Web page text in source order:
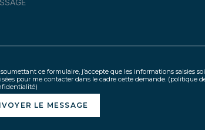
ce formulaire, j’accepte que les informations saisies
pour me contacter dans le cadre cette demande. (politique
LE MESSAGE